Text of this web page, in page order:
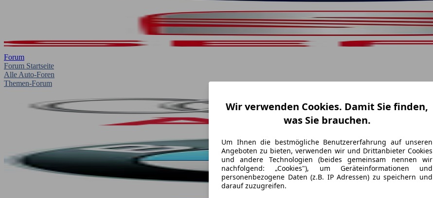
Forum
Forum Startseite
Alle Auto-Foren
Themen-Forum
Wir verwenden Cookies. Damit Sie finden,
was Sie brauchen.
Um Ihnen die bestmögliche Benutzererfahrung auf unseren
Angeboten zu bieten, verwenden wir und Drittanbieter Cookies
und andere Technologien (beides gemeinsam nennen wir
nachfolgend: „Cookies"), um Geräteinformationen und
personenbezogene Daten (z.B. IP Adressen) zu speichern und
darauf zuzugreifen.